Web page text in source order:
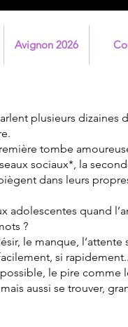
Avignon 2026
plusieurs dizaines
tombe
sociaux*, la
dans leurs
quand
?
le manque,
si
le pire comme
aussi se trouver,